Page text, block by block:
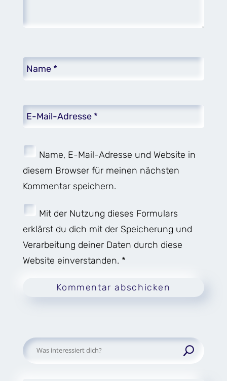
Name, E-Mail-Adresse und Website in
diesem Browser für meinen nächsten
Kommentar speichern.
Mit der Nutzung dieses Formulars
erklärst du dich mit der Speicherung und
Verarbeitung deiner Daten durch diese
Website einverstanden. *
Kommentar abschicken
Suchen